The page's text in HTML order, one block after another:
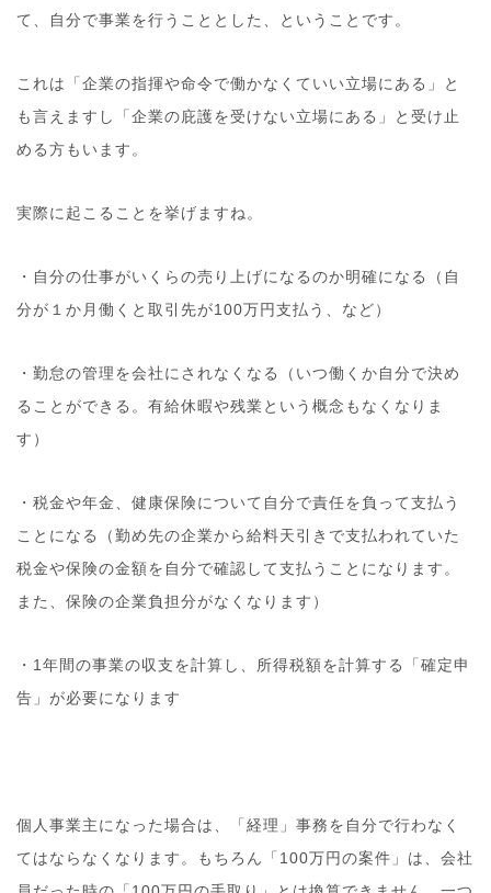
て、自分で事業を行うこととした、ということです。
これは「企業の指揮や命令で働かなくていい立場にある」と
も言えますし「企業の庇護を受けない立場にある」と受け止
める方もいます。
実際に起こることを挙げますね。
・自分の仕事がいくらの売り上げになるのか明確になる（自
分が１か月働くと取引先が100万円支払う、など）
・勤怠の管理を会社にされなくなる（いつ働くか自分で決め
ることができる。有給休暇や残業という概念もなくなりま
す）
・税金や年金、健康保険について自分で責任を負って支払う
ことになる（勤め先の企業から給料天引きで支払われていた
税金や保険の金額を自分で確認して支払うことになります。
また、保険の企業負担分がなくなります）
・1年間の事業の収支を計算し、所得税額を計算する「確定申
告」が必要になります
個人事業主になった場合は、「経理」事務を自分で行わなく
てはならなくなります。もちろん「100万円の案件」は、会社